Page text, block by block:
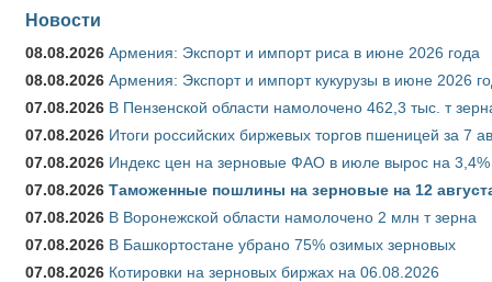
Новости
08.08.2026 Армения: Экспорт и импорт риса в июне 2026 года
08.08.2026 Армения: Экспорт и импорт кукурузы в июне 2026
07.08.2026 В Пензенской области намолочено 462,3 тыс. т
07.08.2026 Итоги российских биржевых торгов пшеницей за 7
07.08.2026 Индекс цен на зерновые ФАО в июле вырос на 3,4%
07.08.2026 Таможенные пошлины на зерновые на 12
07.08.2026 В Воронежской области намолочено 2 млн т зерна
07.08.2026 В Башкортостане убрано 75% озимых зерновых
07.08.2026 Котировки на зерновых биржах на 06.08.2026